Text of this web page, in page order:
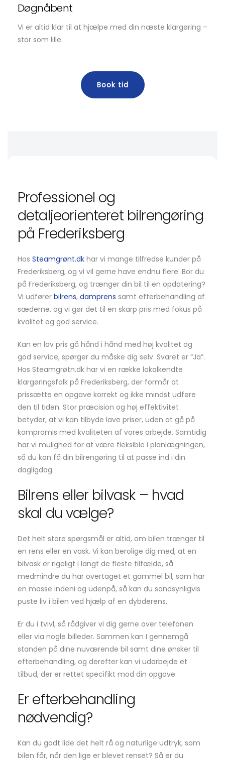
Døgnåbent
Vi er altid klar til at hjælpe med din næste klargøring –
stor som lille.
Book tid
Professionel og
detaljeorienteret bilrengøring
på Frederiksberg
Hos Steamgrønt.dk har vi mange tilfredse kunder på
Frederiksberg, og vi vil gerne have endnu flere. Bor du
på Frederiksberg, og trænger din bil til en opdatering?
Vi udfører bilrens, damprens samt efterbehandling af
sæderne, og vi gør det til en skarp pris med fokus på
kvalitet og god service.
Kan en lav pris gå hånd i hånd med høj kvalitet og
god service, spørger du måske dig selv. Svaret er “Ja”.
Hos Steamgrøtn.dk har vi en række lokalkendte
klargøringsfolk på Frederiksberg, der formår at
prissætte en opgave korrekt og ikke mindst udføre
den til tiden. Stor præcision og høj effektivitet
betyder, at vi kan tilbyde lave priser, uden at gå på
kompromis med kvaliteten af vores arbejde. Samtidig
har vi mulighed for at være fleksible i planlægningen,
så du kan få din bilrengøring til at passe ind i din
dagligdag.
Bilrens eller bilvask – hvad
skal du vælge?
Det helt store spørgsmål er altid, om bilen trænger til
en rens eller en vask. Vi kan berolige dig med, at en
bilvask er rigeligt i langt de fleste tilfælde, så
medmindre du har overtaget et gammel bil, som har
en masse indeni og udenpå, så kan du sandsynligvis
puste liv i bilen ved hjælp af en dybderens.
Er du i tvivl, så rådgiver vi dig gerne over telefonen
eller via nogle billeder. Sammen kan I gennemgå
standen på dine nuværende bil samt dine ønsker til
efterbehandling, og derefter kan vi udarbejde et
tilbud, der er rettet specifikt mod din opgave.
Er efterbehandling
nødvendig?
Kan du godt lide det helt rå og naturlige udtryk, som
bilen får, når den lige er blevet renset? Så er du